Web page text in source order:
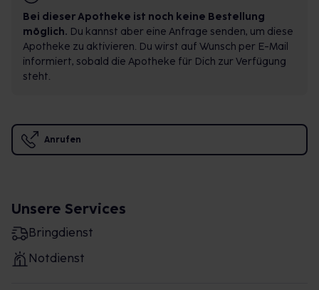
Bei dieser Apotheke ist noch keine Bestellung
möglich. Du kannst aber eine Anfrage senden, um diese
Apotheke zu aktivieren. Du wirst auf Wunsch per E-Mail
informiert, sobald die Apotheke für Dich zur Verfügung
steht.
Anrufen
Unsere Services
Bringdienst
Notdienst